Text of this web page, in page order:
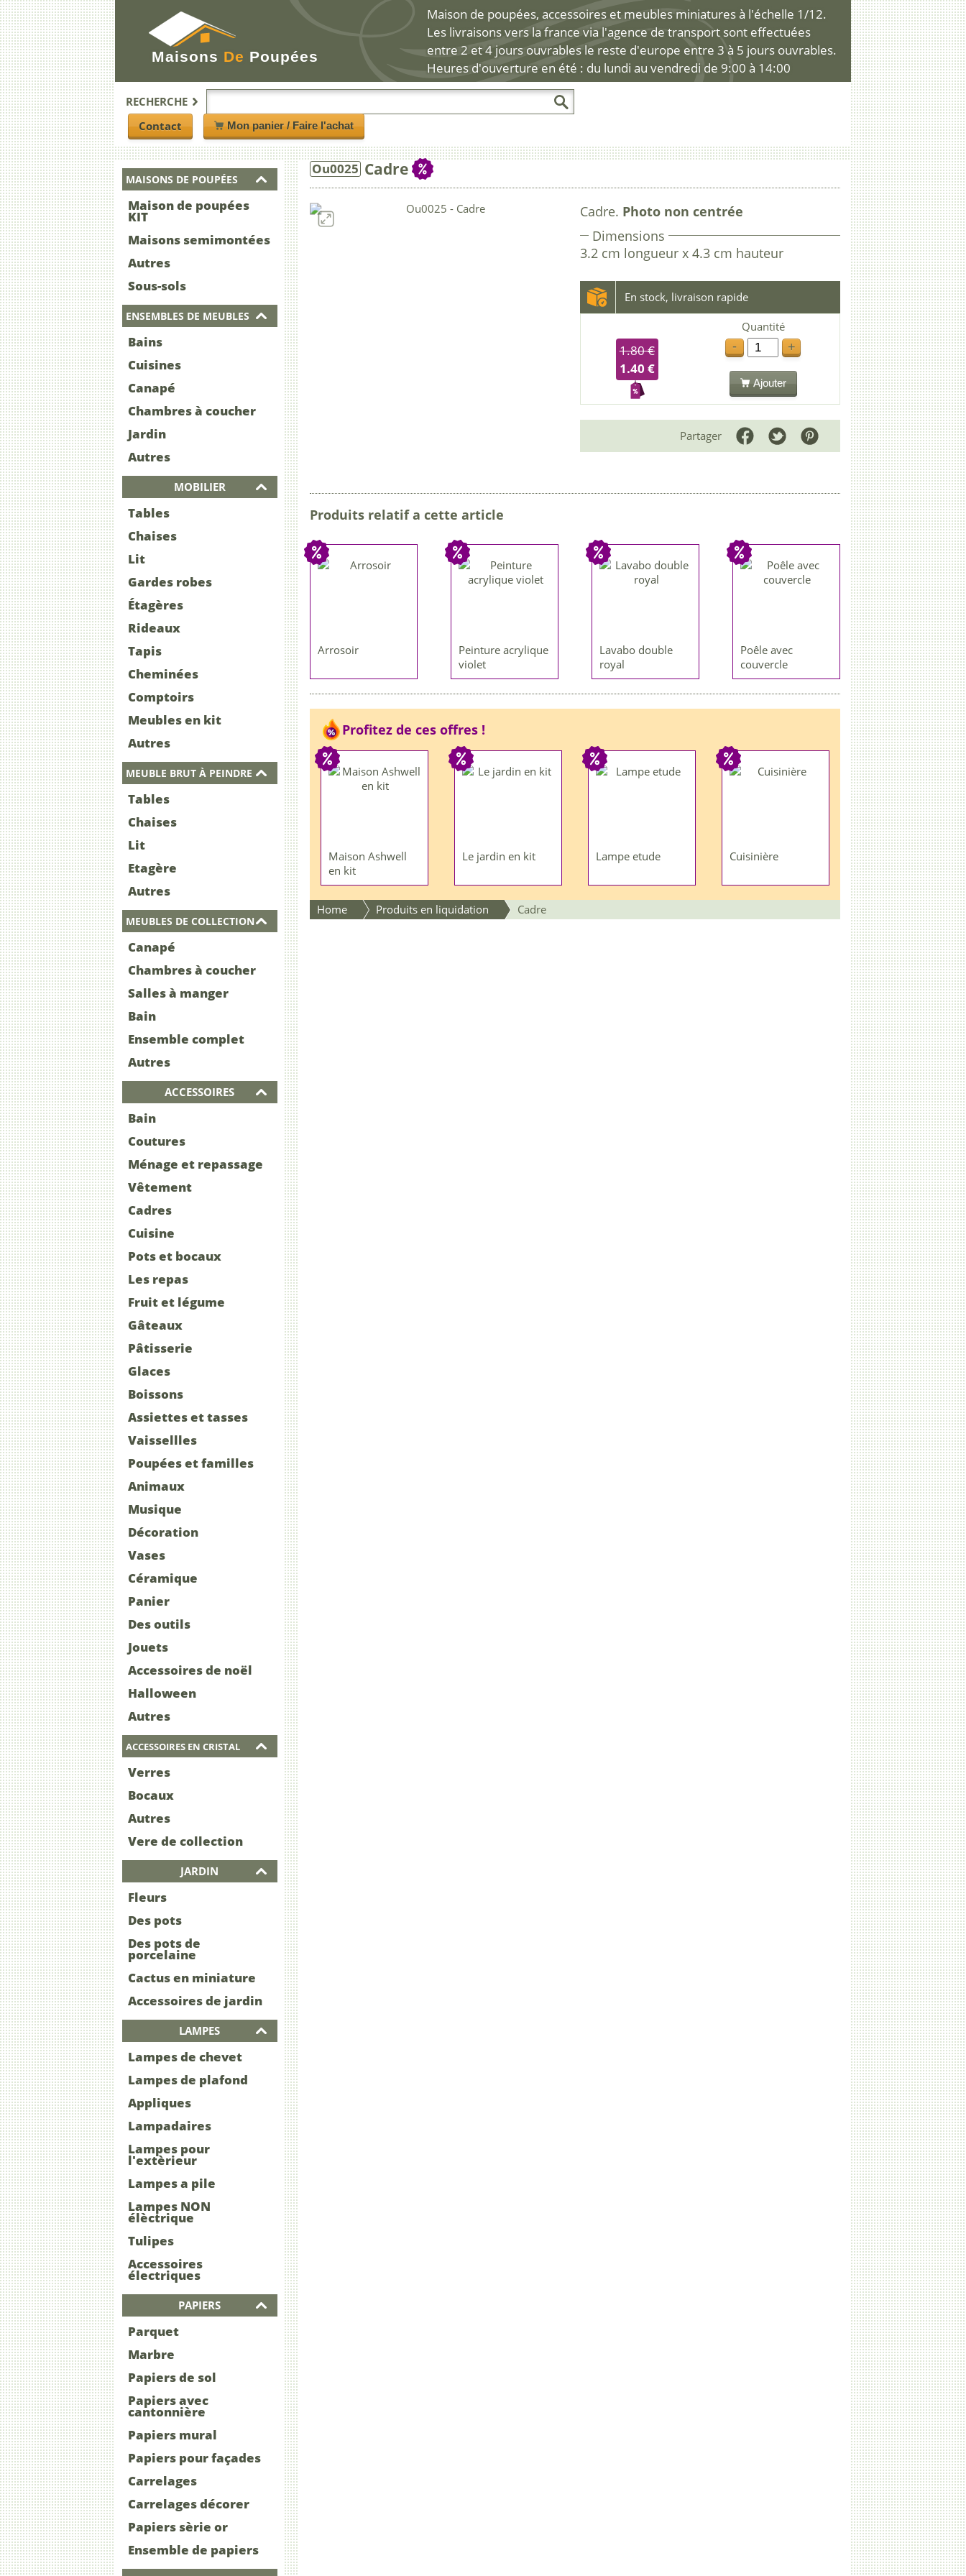
Maisons De Poupées
Maison de poupées, accessoires et meubles miniatures à l'échelle 1/12.
Les livraisons vers la france via l'agence de transport sont effectuées
entre 2 et 4 jours ouvrables le reste d'europe entre 3 à 5 jours ouvrables.
Heures d'ouverture en été : du lundi au vendredi de 9:00 à 14:00
RECHERCHE
Contact
Mon panier / Faire l'achat
MAISONS DE POUPÉES
Maison de poupées
KIT
Maisons semimontées
Autres
Sous-sols
ENSEMBLES DE MEUBLES
Bains
Cuisines
Canapé
Chambres à coucher
Jardin
Autres
MOBILIER
Tables
Chaises
Lit
Gardes robes
Étagères
Rideaux
Tapis
Cheminées
Comptoirs
Meubles en kit
Autres
MEUBLE BRUT À PEINDRE
Tables
Chaises
Lit
Etagère
Autres
MEUBLES DE COLLECTION
Canapé
Chambres à coucher
Salles à manger
Bain
Ensemble complet
Autres
ACCESSOIRES
Bain
Coutures
Ménage et repassage
Vêtement
Cadres
Cuisine
Pots et bocaux
Les repas
Fruit et légume
Gâteaux
Pâtisserie
Glaces
Boissons
Assiettes et tasses
Vaissellles
Poupées et familles
Animaux
Musique
Décoration
Vases
Céramique
Panier
Des outils
Jouets
Accessoires de noël
Halloween
Autres
ACCESSOIRES EN CRISTAL
Verres
Bocaux
Autres
Vere de collection
JARDIN
Fleurs
Des pots
Des pots de
porcelaine
Cactus en miniature
Accessoires de jardin
LAMPES
Lampes de chevet
Lampes de plafond
Appliques
Lampadaires
Lampes pour
l'extèrieur
Lampes a pile
Lampes NON
élèctrique
Tulipes
Accessoires
électriques
PAPIERS
Parquet
Marbre
Papiers de sol
Papiers avec
cantonnière
Papiers mural
Papiers pour façades
Carrelages
Carrelages décorer
Papiers sèrie or
Ensemble de papiers
Ou0025 Cadre
Cadre. Photo non centrée
Dimensions
3.2 cm longueur x 4.3 cm hauteur
En stock, livraison rapide
1.80 €
1.40 €
Quantité
-
+
Ajouter
Partager
Produits relatif a cette article
Arrosoir
Peinture acrylique
violet
Lavabo double
royal
Poêle avec
couvercle
Profitez de ces offres !
Maison Ashwell
en kit
Le jardin en kit Lampe etude Cuisinière
Home Produits en liquidation Cadre